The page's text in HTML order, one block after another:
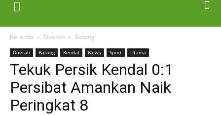
Beranda Daerah Batang
Daerah Batang Kendal News Sport Utama
Tekuk Persik Kendal 0:1
Persibat Amankan Naik
Peringkat 8